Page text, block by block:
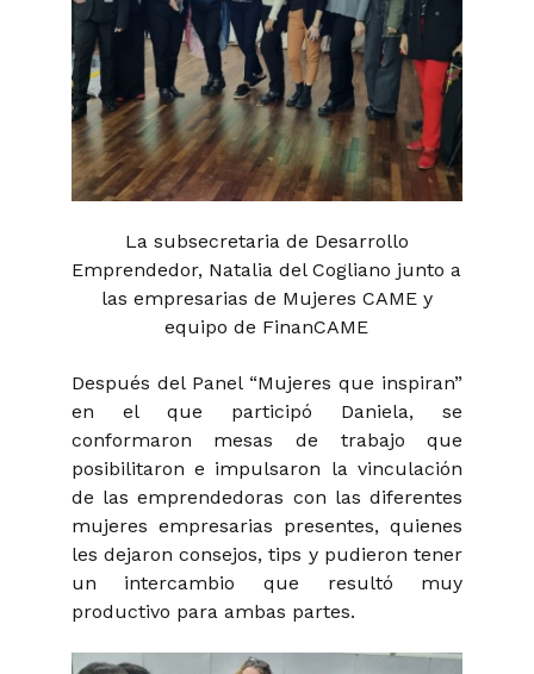
La subsecretaria de Desarrollo
Emprendedor, Natalia del Cogliano junto a
las empresarias de Mujeres CAME y
equipo de FinanCAME
Después del Panel “Mujeres que inspiran”
en el que participó Daniela, se
conformaron mesas de trabajo que
posibilitaron e impulsaron la vinculación
de las emprendedoras con las diferentes
mujeres empresarias presentes, quienes
les dejaron consejos, tips y pudieron tener
un intercambio que resultó muy
productivo para ambas partes.